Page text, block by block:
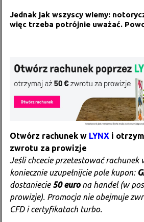
Jednak jak wszyscy wiemy:
więc trzeba potrójnie uważać.
Otwórz rachunek w LYNX i
zwrotu za prowizje
Jeśli chcecie przetestować rachunek
koniecznie uzupełnijcie pole kupon:
dostaniecie 50 eurona handel (w
prowizje). Promocja nie obejmuje
CFD i certyfikatach turbo.